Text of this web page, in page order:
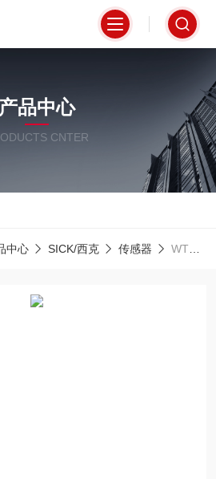
产品中心
CNTER
中心 SICK/西克 传感器 WTB12L-24161720A00SICK西克方形漫反射光电传感器外壳坚固